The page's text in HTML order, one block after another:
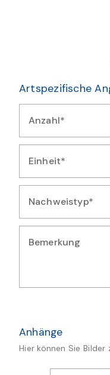
Artspezifische
Anzahl*
Geben Sie die
Einheit*
Wählen Sie die
Nachweistyp*
Wählen Sie die Art
Bemerkung
Anhänge
Hier können Sie